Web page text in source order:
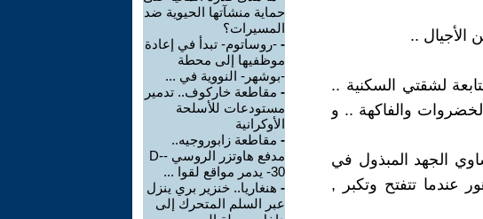
الأجيال ..
لشقتي السكنية ..
والفاكهة .. و
الجهد المبذول في
عندما تتفتح وتكبر ,
حماية منشآتها الحيوية ضد
المسيرات؟
- -روساتوم- تبدأ في إعادة
موظفيها إلى محطة
-بوشهر- النووية في ...
- مقاطعة خاركوف.. تدمير
مستودعات للأسلحة
الأوكرانية
- مقاطعة زابوروجيه..
مدفع هاوتزر الروسي -D-
30- يدمر مواقع لقوا ...
- هنغاريا.. خنزير بري ينزل
عبر السلم المتحرك إلى